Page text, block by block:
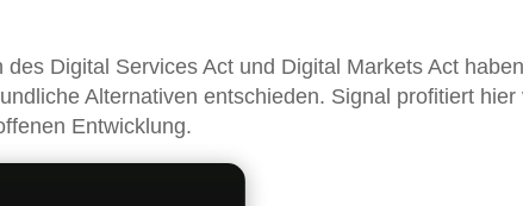
Digital Services Act und Digital Markets Act
Alternativen entschieden. Signal profitiert hier
Entwicklung.